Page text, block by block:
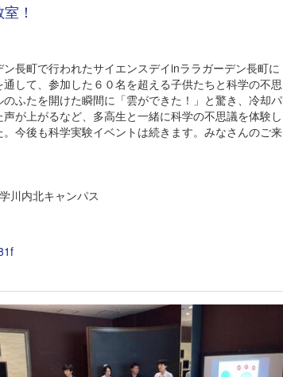
！
長町で行われたサイエンスデイinララガーデン長町に
して、参加した６０名を超える子供たちと科学の不思
ふたを開けた瞬間に「雲ができた！」と驚き、冷却パ
が上がるなど、多高生と一緒に科学の不思議を体験し
今後も科学実験イベントは続きます。みなさんのご来
川内北キャンパス